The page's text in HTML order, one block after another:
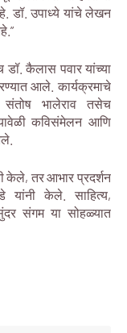
डॉ. उपाध्ये यांचे लेखन
डॉ. कैलास पवार यांच्या
आले. कार्यक्रमाचे
संतोष भालेराव तसेच
यावेळी कविसंमेलन आणि
केले, तर आभार प्रदर्शन
यांनी केले. साहित्य,
संगम या सोहळ्यात